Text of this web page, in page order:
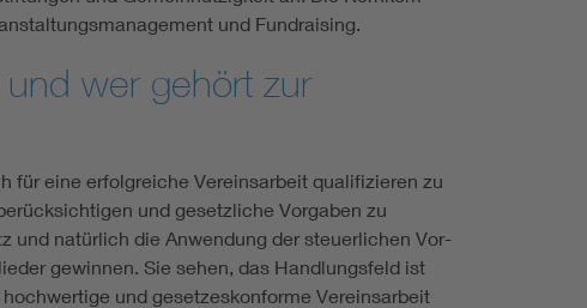
und Fundraising.
wer gehört zur
für eine erfolg­reiche Vereinsarbeit qualifizieren zu
und gesetzliche Vorgaben zu
und natürlich die Anwendung der steuer­lichen Vor­
gewinnen. Sie sehen, das Handlungsfeld ist
und gesetzeskonforme Ver­eins­arbeit